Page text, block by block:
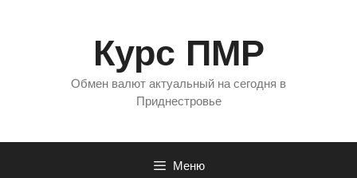
Курс ПМР
Обмен валют актуальный на сегодня в
Приднестровье
Меню